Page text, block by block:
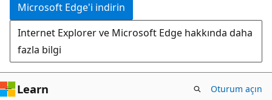
Microsoft Edge'i indirin
Internet Explorer ve Microsoft Edge hakkında daha
fazla bilgi
Learn Oturum açın